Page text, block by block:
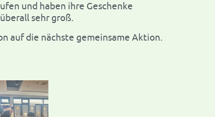
und haben ihre Geschenke
sehr groß.
auf die nächste gemeinsame Aktion.